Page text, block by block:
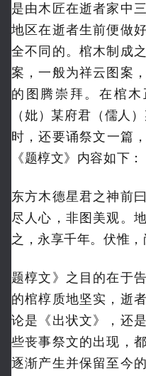
是由木匠在逝者家中
地区在逝者生前便做
全不同的。棺木制成
案，一般为祥云图案
的图腾崇拜。在棺
（妣）某府君（儒人
时，还要诵祭文一篇
《题椁文》内容如下：
东方木德星君之神前
尽人心，非图美观。
之，永享千年。伏惟，
题椁文》之目的在于
的棺椁质地坚实，逝
论是《出状文》，还
些丧事祭文的出现，
逐渐产生并保留至今